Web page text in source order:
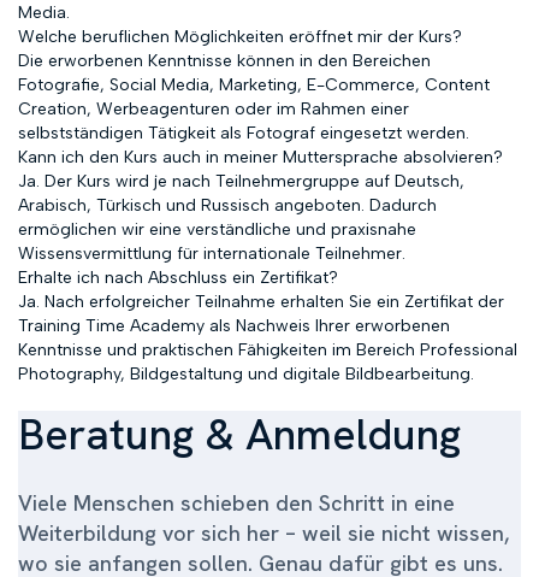
Media.
Welche beruflichen Möglichkeiten eröffnet mir der Kurs?
Die erworbenen Kenntnisse können in den Bereichen
Fotografie, Social Media, Marketing, E-Commerce, Content
Creation, Werbeagenturen oder im Rahmen einer
selbstständigen Tätigkeit als Fotograf eingesetzt werden.
Kann ich den Kurs auch in meiner Muttersprache absolvieren?
Ja. Der Kurs wird je nach Teilnehmergruppe auf Deutsch,
Arabisch, Türkisch und Russisch angeboten. Dadurch
ermöglichen wir eine verständliche und praxisnahe
Wissensvermittlung für internationale Teilnehmer.
Erhalte ich nach Abschluss ein Zertifikat?
Ja. Nach erfolgreicher Teilnahme erhalten Sie ein Zertifikat der
Training Time Academy als Nachweis Ihrer erworbenen
Kenntnisse und praktischen Fähigkeiten im Bereich Professional
Photography, Bildgestaltung und digitale Bildbearbeitung.
Beratung & Anmeldung
Viele Menschen schieben den Schritt in eine
Weiterbildung vor sich her – weil sie nicht wissen,
wo sie anfangen sollen. Genau dafür gibt es uns.